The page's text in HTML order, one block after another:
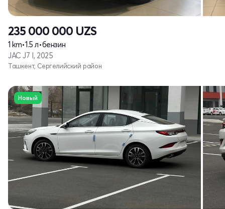
235 000 000 UZS
1 km•1.5 л•бензин
JAC J7 I, 2025
Ташкент, Сергелийский район
Новый